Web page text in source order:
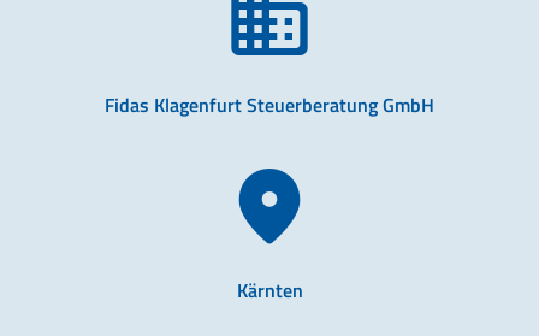
Fidas Klagenfurt Steuerberatung GmbH
Kärnten